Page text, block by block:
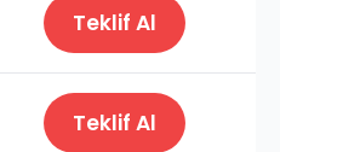
Teklif Al
Teklif Al